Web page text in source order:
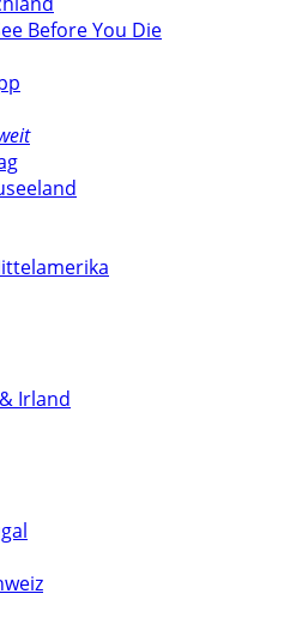
Before You Die
Irland